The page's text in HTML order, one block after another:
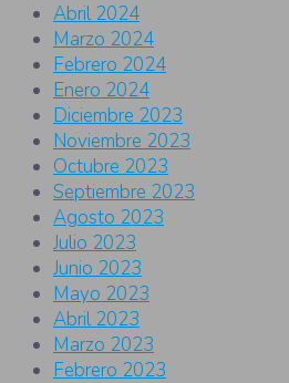
Abril 2024
Marzo 2024
Febrero 2024
Enero 2024
Diciembre 2023
Noviembre 2023
Octubre 2023
Septiembre 2023
Agosto 2023
Julio 2023
Junio 2023
Mayo 2023
Abril 2023
Marzo 2023
Febrero 2023